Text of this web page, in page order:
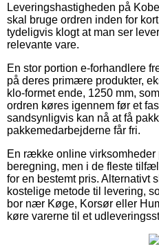
Leveringshastigheden på
skal bruge ordren inden for
tydeligvis klogt at man ser
relevante vare.
En stor portion e-forhandlere
på deres primære produkter,
klo-formet ende, 1250 mm,
ordren køres igennem før et
sandsynligvis kan nå at få
pakkemedarbejderne får fri.
En række online
beregning, men i de fleste
for en bestemt pris. Alternativt
kostelige metode til levering,
bor nær Køge, Korsør eller
køre varerne til et